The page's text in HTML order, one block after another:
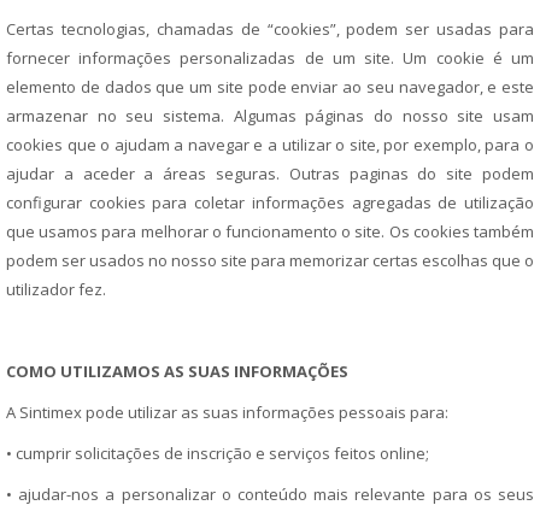
Certas tecnologias, chamadas de “cookies”, podem ser usadas para
fornecer informações personalizadas de um site. Um cookie é um
elemento de dados que um site pode enviar ao seu navegador, e este
armazenar no seu sistema. Algumas páginas do nosso site usam
cookies que o ajudam a navegar e a utilizar o site, por exemplo, para o
ajudar a aceder a áreas seguras. Outras paginas do site podem
configurar cookies para coletar informações agregadas de utilização
que usamos para melhorar o funcionamento o site. Os cookies também
podem ser usados no nosso site para memorizar certas escolhas que o
utilizador fez.
COMO UTILIZAMOS AS SUAS INFORMAÇÕES
A Sintimex pode utilizar as suas informações pessoais para:
• cumprir solicitações de inscrição e serviços feitos online;
• ajudar-nos a personalizar o conteúdo mais relevante para os seus